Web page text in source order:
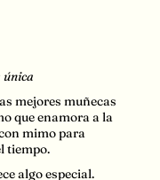
única
mejores muñecas
que enamora a la
mimo para
tiempo.
algo especial.